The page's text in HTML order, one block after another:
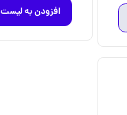
افزودن به لیست